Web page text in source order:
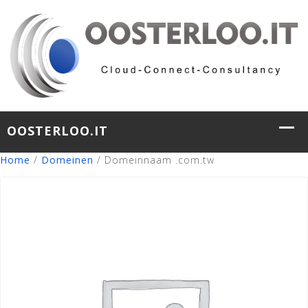
Home / Domeinen / Domeinnaam .com.tw